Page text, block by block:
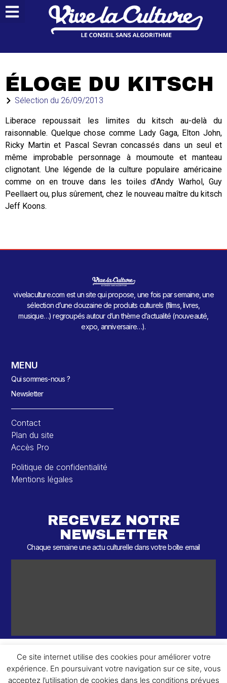
ÉLOGE DU KITSCH
Sélection du 26/09/2013
Liberace repoussait les limites du kitsch au-delà du
raisonnable. Quelque chose comme Lady Gaga, Elton John,
Ricky Martin et Pascal Sevran concassés dans un seul et
même improbable personnage à moumoute et manteau
clignotant. Une légende de la culture populaire américaine
comme on en trouve dans les toiles d’Andy Warhol, Guy
Peellaert ou, plus sûrement, chez le nouveau maître du kitsch
Jeff Koons.
vivelaculture.com est un site qui propose, une fois par semaine, une
sélection d’une douzaine de produits culturels (films, livres,
musique…) regroupés autour d’un thème d’actualité (nouveauté,
expo, anniversaire…).
MENU
Qui sommes-nous ?
Newsletter
Contact
Plan du site
Accès Pro
Politique de confidentialité
Mentions légales
RECEVEZ NOTRE
NEWSLETTER
Chaque semaine une actu culturelle dans votre boîte email
© 2026 – 2 ème Round – Tous droits réservés.
Ce site internet utilise des cookies pour améliorer votre
expérience. En poursuivant votre navigation sur ce site, vous
acceptez l’utilisation de cookies dans les conditions prévues